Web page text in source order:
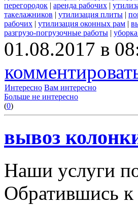
перегородок | аренда рабочих |
такелажников | утилизация плиты |
рабочих | утилизация оконных рам |
разгрузо-погрузочные работы |
01.08.2017 в
Интересно Вам интересно
Больше не интересно
(0)
вывоз
Наши услуги
Обратившись к